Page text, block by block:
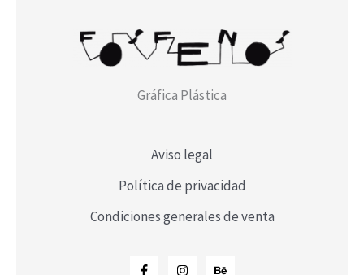
Gráfica Plástica
Aviso legal
Política de privacidad
Condiciones generales de venta